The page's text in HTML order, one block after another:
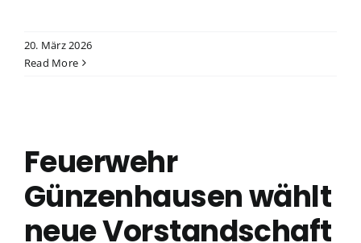
20. März 2026
Read More
Feuerwehr
Günzenhausen wählt
neue Vorstandschaft